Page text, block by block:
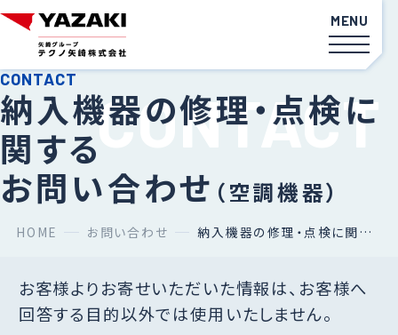
カーボンニュートラル
サービス・省エネソリューション
空調機器
太陽熱利用システム
納入機器の修理・点検に
関する
お問い合わせ （空調機器）
HOME お問い合わせ 納入機器の修理・点検に関する お問い合わせ（空調機器）
お客様よりお寄せいただいた情報は、お客様へ
回答する目的以外では使用いたしません。